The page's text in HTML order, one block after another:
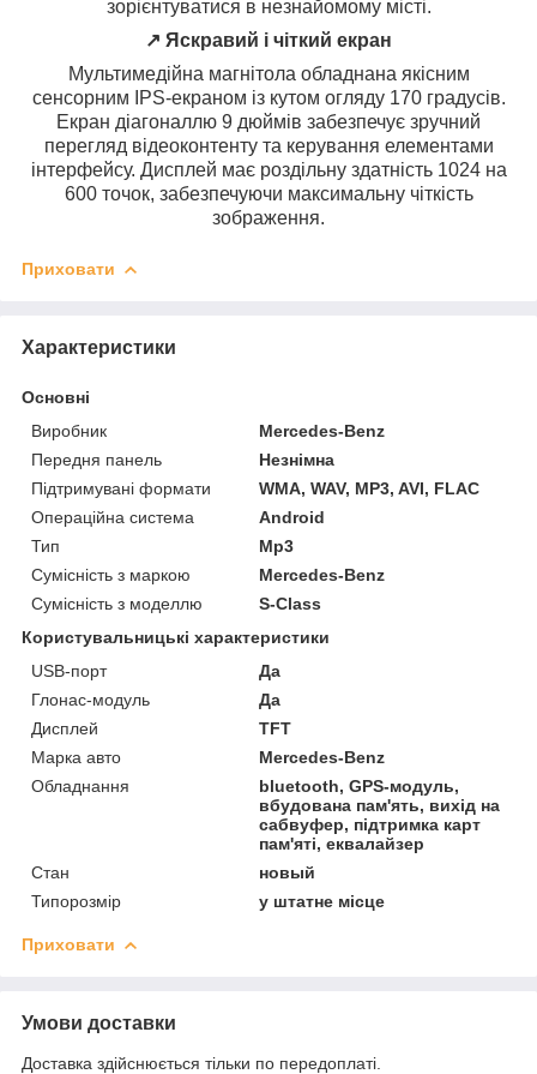
зорієнтуватися в незнайомому місті.
↗️ Яскравий і чіткий екран
Мультимедійна магнітола обладнана якісним
сенсорним IPS-екраном із кутом огляду 170 градусів.
Екран діагоналлю 9 дюймів забезпечує зручний
перегляд відеоконтенту та керування елементами
інтерфейсу. Дисплей має роздільну здатність 1024 на
600 точок, забезпечуючи максимальну чіткість
зображення.
Приховати
Характеристики
Основні
Виробник
Mercedes-Benz
Передня панель
Незнімна
Підтримувані формати
WMA, WAV, MP3, AVI, FLAC
Операційна система
Android
Тип
Mp3
Сумісність з маркою
Mercedes-Benz
Сумісність з моделлю
S-Class
Користувальницькі характеристики
USB-порт
Да
Глонас-модуль
Да
Дисплей
TFT
Марка авто
Mercedes-Benz
Обладнання
bluetooth, GPS-модуль,
вбудована пам'ять, вихід на
сабвуфер, підтримка карт
пам'яті, еквалайзер
Стан
новый
Типорозмір
у штатне місце
Приховати
Умови доставки
Доставка здійснюється тільки по передоплаті.